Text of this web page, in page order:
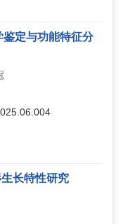
定与功能特征分
长特性研究